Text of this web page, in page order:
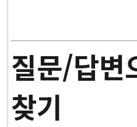
질문/답변
찾기